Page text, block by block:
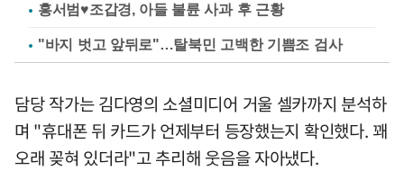
홍서범♥조갑경, 아들 불륜 사과 후 근황
"바지 벗고 앞뒤로"…탈북민 고백한 기쁨조 검사
담당 작가는 김다영의 소셜미디어 거울 셀카까지 분석하
며 "휴대폰 뒤 카드가 언제부터 등장했는지 확인했다. 꽤
오래 꽂혀 있더라"고 추리해 웃음을 자아냈다.